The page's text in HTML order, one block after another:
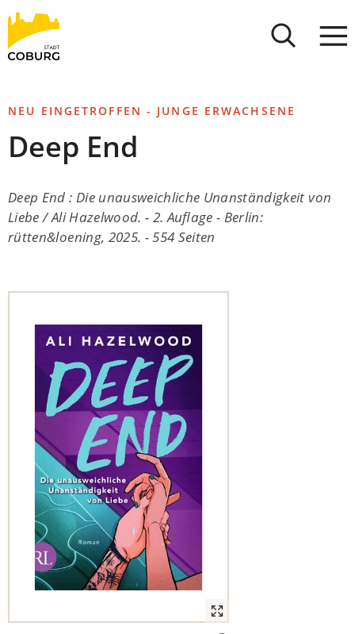
INHALT ANSPRINGEN
Stadt
Coburg
NEU EINGETROFFEN - JUNGE ERWACHSENE
Deep End
Deep End : Die unausweichliche Unanständigkeit von
Liebe / Ali Hazelwood. - 2. Auflage - Berlin:
rütten&loening, 2025. - 554 Seiten